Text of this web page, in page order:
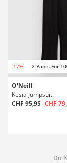
-17% 2 Pants Für
O'Neill
Kesia Jumpsuit
CHF 95,95 CHF
Du